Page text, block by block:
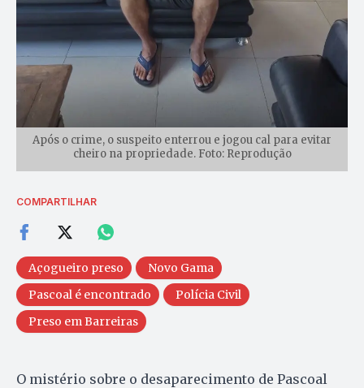
Após o crime, o suspeito enterrou e jogou cal para evitar
cheiro na propriedade. Foto: Reprodução
COMPARTILHAR
Açogueiro preso
Novo Gama
Pascoal é encontrado
Polícia Civil
Preso em Barreiras
O mistério sobre o desaparecimento de Pascoal